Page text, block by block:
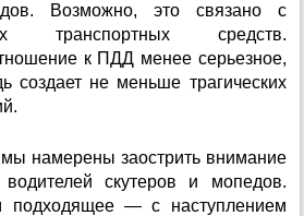
Возможно, это связано с
транспортных средств.
к ПДД менее серьезное,
создает не меньше трагических
мы намерены заострить внимание
скутеров и мопедов.
подходящее — с наступлением